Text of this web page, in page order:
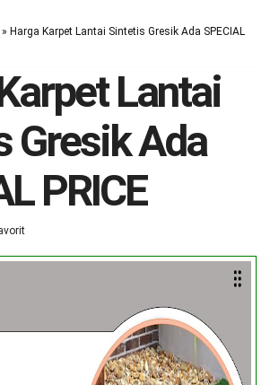
» Harga Karpet Lantai Sintetis Gresik Ada SPECIAL
Lantai
Gresik Ada
PRICE